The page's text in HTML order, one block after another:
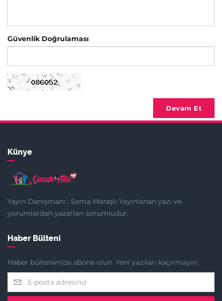
Güvenlik Doğrulaması
Devam Et
Künye
Yayın Danışmanı : Sema Maraşlı Yayınlanan yazı ve
yorumlardan yazarları sorumludur.
Haber Bülteni
Haber bültenimize abone olun. Yeni yazıları kaçırmayın.